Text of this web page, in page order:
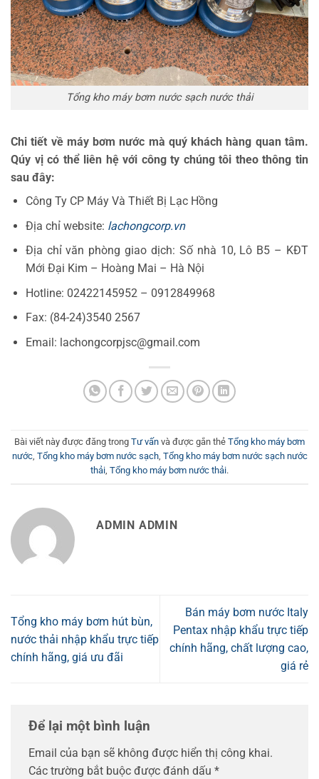
Tổng kho máy bơm nước sạch nước thải
Chi tiết về máy bơm nước mà quý khách hàng quan tâm.
Qúy vị có thể liên hệ với công ty chúng tôi theo thông tin
sau đây:
Công Ty CP Máy Và Thiết Bị Lạc Hồng
Địa chỉ website: lachongcorp.vn
Địa chỉ văn phòng giao dịch: Số nhà 10, Lô B5 – KĐT
Mới Đại Kim – Hoàng Mai – Hà Nội
Hotline: 02422145952 – 0912849968
Fax: (84-24)3540 2567
Email: lachongcorpjsc@gmail.com
Bài viết này được đăng trong Tư vấn và được gắn thẻ Tổng kho máy bơm
nước, Tổng kho máy bơm nước sạch, Tổng kho máy bơm nước sạch nước
thải, Tổng kho máy bơm nước thải.
ADMIN ADMIN
Tổng kho máy bơm hút bùn,
nước thải nhập khẩu trực tiếp
chính hãng, giá ưu đãi
Bán máy bơm nước Italy
Pentax nhập khẩu trực tiếp
chính hãng, chất lượng cao,
giá rẻ
Để lại một bình luận
Email của bạn sẽ không được hiển thị công khai.
Các trường bắt buộc được đánh dấu *